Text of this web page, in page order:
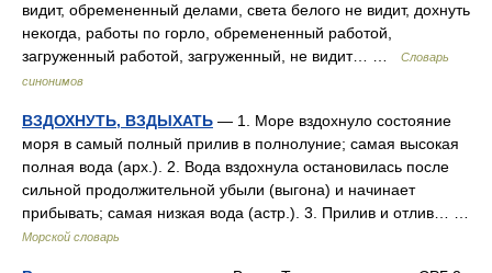
видит, обремененный делами, света белого не видит, дохнуть
некогда, работы по горло, обремененный работой,
загруженный работой, загруженный, не видит… …
Словарь
синонимов
ВЗДОХНУТЬ, ВЗДЫХАТЬ — 1. Море вздохнуло состояние
моря в самый полный прилив в полнолуние; самая высокая
полная вода (арх.). 2. Вода вздохнула остановилась после
сильной продолжительной убыли (выгона) и начинает
прибывать; самая низкая вода (астр.). 3. Прилив и отлив… …
Морской словарь